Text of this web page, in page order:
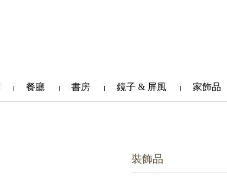
餐廳 書房 鏡子 & 屏風 家飾品
裝飾品